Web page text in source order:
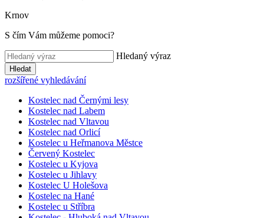
Krnov
S čím Vám můžeme pomoci?
Hledaný výraz
Hledat
rozšířené vyhledávání
Kostelec nad Černými lesy
Kostelec nad Labem
Kostelec nad Vltavou
Kostelec nad Orlicí
Kostelec u Heřmanova Městce
Červený Kostelec
Kostelec u Kyjova
Kostelec u Jihlavy
Kostelec U Holešova
Kostelec na Hané
Kostelec u Stříbra